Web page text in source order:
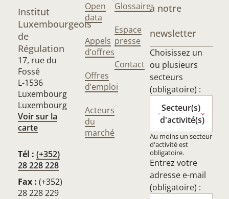
Institut
Luxembourgeois
de
Régulation
17, rue du
Fossé
L-1536
Luxembourg
Luxembourg
Voir sur la
carte
Tél : (+352)
28 228 228
Fax : (+352)
28 228 229
Open
data
Appels
d’offres
Offres
d’emploi
Acteurs
du
marché
Glossaire
Espace
presse
Contact
à notre
newsletter
Choisissez un
ou plusieurs
secteurs
(obligatoire) :
Secteur(s)
d'activité(s)
Au moins un secteur
d'activité est
obligatoire.
Entrez votre
adresse e-mail
(obligatoire) :